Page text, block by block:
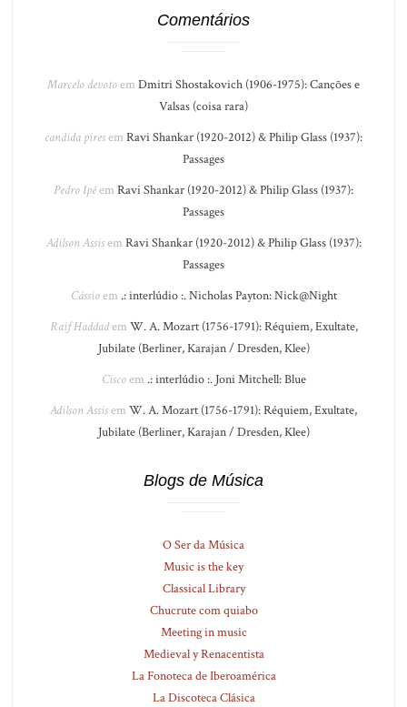
Comentários
Marcelo devotoem Dmitri Shostakovich (1906-1975): Canções e
Valsas (coisa rara)
candida piresem Ravi Shankar (1920-2012) & Philip Glass (1937):
Passages
Pedro Ipêem Ravi Shankar (1920-2012) & Philip Glass (1937):
Passages
Adilson Assisem Ravi Shankar (1920-2012) & Philip Glass (1937):
Passages
Cássioem .: interlúdio :. Nicholas Payton: Nick@Night
Raif Haddadem W. A. Mozart (1756-1791): Réquiem, Exultate,
Jubilate (Berliner, Karajan / Dresden, Klee)
Ciscoem .: interlúdio :. Joni Mitchell: Blue
Adilson Assisem W. A. Mozart (1756-1791): Réquiem, Exultate,
Jubilate (Berliner, Karajan / Dresden, Klee)
Blogs de Música
O Ser da Música
Music is the key
Classical Library
Chucrute com quiabo
Meeting in music
Medieval y Renacentista
La Fonoteca de Iberoamérica
La Discoteca Clásica